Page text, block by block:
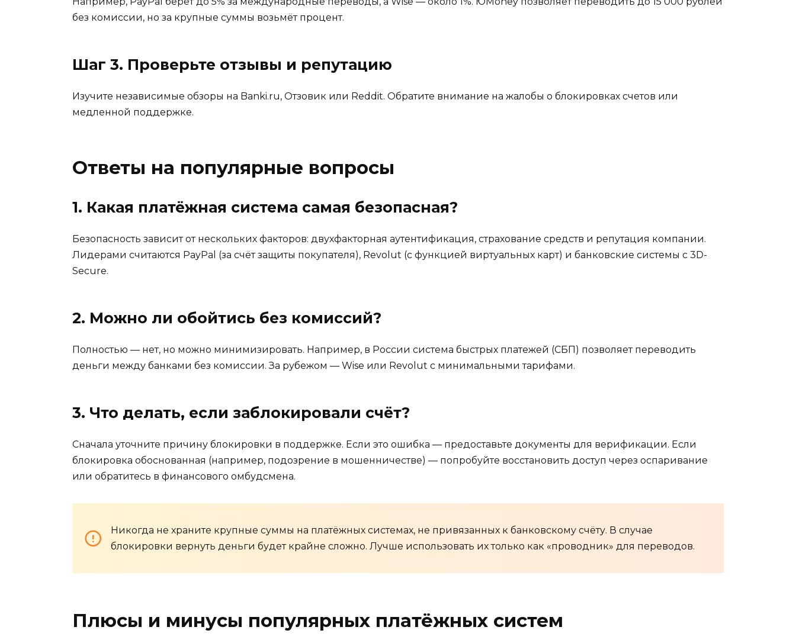
без комиссии, но за крупные суммы возьмёт процент.
Шаг 3. Проверьте отзывы и репутацию
Изучите независимые обзоры на Banki.ru, Отзовик или Reddit. Обратите внимание на жалобы о блокировках счетов или
медленной поддержке.
Ответы на популярные вопросы
1. Какая платёжная система самая безопасная?
Безопасность зависит от нескольких факторов: двухфакторная аутентификация, страхование средств и репутация компании.
Лидерами считаются PayPal (за счёт защиты покупателя), Revolut (с функцией виртуальных карт) и банковские системы с 3D-
Secure.
2. Можно ли обойтись без комиссий?
Полностью — нет, но можно минимизировать. Например, в России система быстрых платежей (СБП) позволяет переводить
деньги между банками без комиссии. За рубежом — Wise или Revolut с минимальными тарифами.
3. Что делать, если заблокировали счёт?
Сначала уточните причину блокировки в поддержке. Если это ошибка — предоставьте документы для верификации. Если
блокировка обоснованная (например, подозрение в мошенничестве) — попробуйте восстановить доступ через оспаривание
или обратитесь в финансового омбудсмена.
Никогда не храните крупные суммы на платёжных системах, не привязанных к банковскому счёту. В случае
блокировки вернуть деньги будет крайне сложно. Лучше использовать их только как «проводник» для переводов.
Плюсы и минусы популярных платёжных систем